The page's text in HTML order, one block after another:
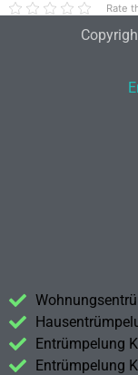
Rate
Entrümpelung
Entrümpelung